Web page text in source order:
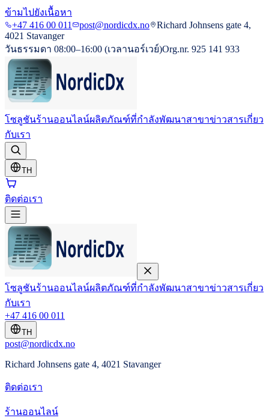
ข้ามไปยังเนื้อหา
+47 416 00 011
post@nordicdx.no
Richard Johnsens gate 4,
4021 Stavanger
วันธรรมดา 08:00–16:00 (เวลานอร์เวย์)Org.nr. 925 141 933
โซลูชันร้านออนไลน์ผลิตภัณฑ์ที่กำลังพัฒนาสาขาข่าวสารเกี่ยว
กับเรา
TH
ติดต่อเรา
โซลูชันร้านออนไลน์ผลิตภัณฑ์ที่กำลังพัฒนาสาขาข่าวสารเกี่ยว
กับเรา
+47 416 00 011
TH
post@nordicdx.no
Richard Johnsens gate 4, 4021 Stavanger
ติดต่อเรา
ร้านออนไลน์